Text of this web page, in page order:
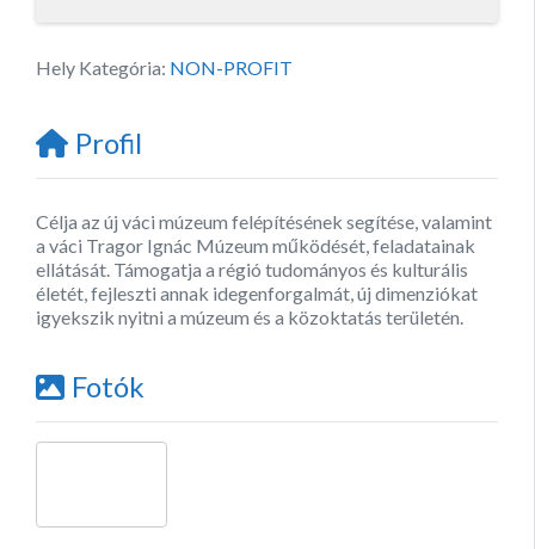
Hely Kategória: NON-PROFIT
Profil
Célja az új váci múzeum felépítésének segítése, valamint
a váci Tragor Ignác Múzeum működését, feladatainak
ellátását. Támogatja a régió tudományos és kulturális
életét, fejleszti annak idegenforgalmát, új dimenziókat
igyekszik nyitni a múzeum és a közoktatás területén.
Fotók